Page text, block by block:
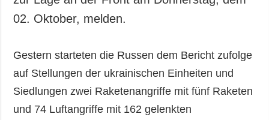
02. Oktober, melden.
Gestern starteten die Russen dem Bericht zufolge
auf Stellungen der ukrainischen Einheiten und
Siedlungen zwei Raketenangriffe mit fünf Raketen
und 74 Luftangriffe mit 162 gelenkten